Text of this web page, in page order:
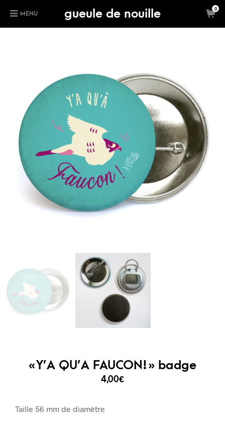
MENU gueule de nouille 0
« Y’A QU’A FAUCON! » badge
4,00€
Taille 56 mm de diamètre